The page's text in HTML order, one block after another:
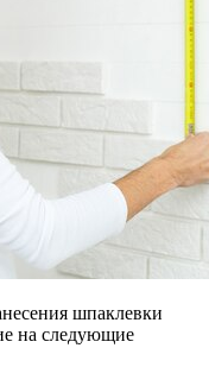
шпаклевки
на следующие